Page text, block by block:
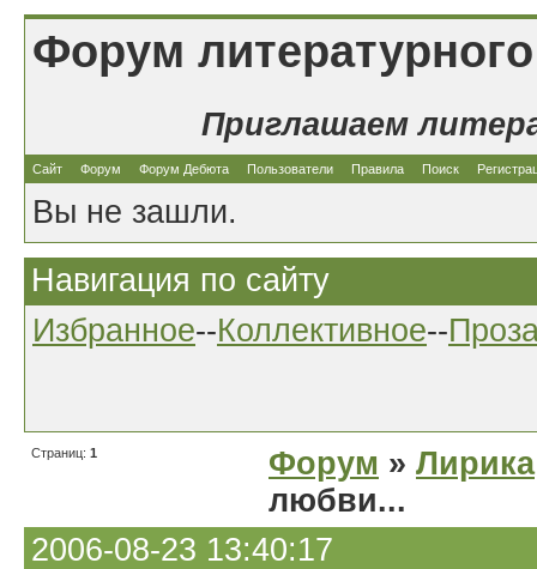
Форум
Приглашаем
Сайт Форум Форум Дебюта Пользователи Правила Поиск
Вы не зашли.
Навигация по сайту
Избранное--Коллективное--
Страниц: 1 Форум » Лирика
любви...
2006-08-23 13:40:17